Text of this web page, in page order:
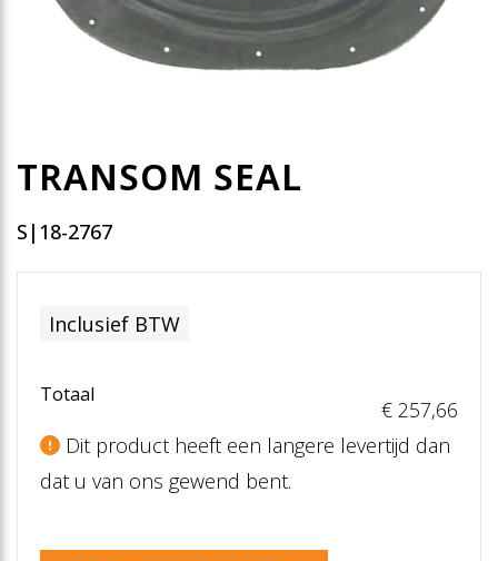
TRANSOM SEAL
S|18-2767
Inclusief BTW
Totaal
€ 257,66
Dit product heeft een langere levertijd dan
dat u van ons gewend bent.